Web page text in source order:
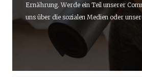
Ernährung. Werde ein Teil unserer
uns über die sozialen Medien oder